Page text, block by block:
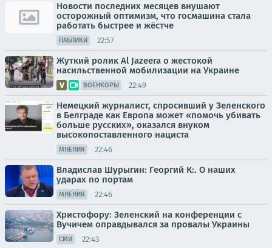
Новости последних месяцев внушают
осторожный оптимизм, что госмашина стала
работать быстрее и жёстче
ПАБЛИКИ 22:57
Жуткий ролик Al Jazeera о жестокой
насильственной мобилизации на Украине
ВОЕНКОРЫ 22:49
Немецкий журналист, спросивший у Зеленского
в Белграде как Европа может «помочь убивать
больше русских», оказался внуком
высокопоставленного нациста
МНЕНИЯ 22:46
Владислав Шурыгин: Георгий К:. О наших
ударах по портам
МНЕНИЯ 22:46
Христофору: Зеленский на конференции с
Вучичем оправдывался за провалы Украины
СМИ 22:43